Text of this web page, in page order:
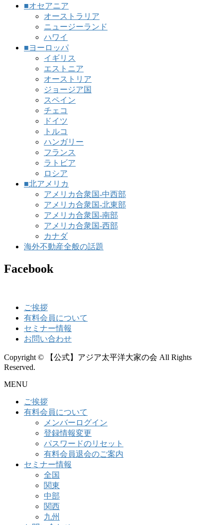
■オセアニア
オーストラリア
ニュージーランド
ハワイ
■ヨーロッパ
イギリス
エストニア
オーストリア
ジョージア国
スペイン
チェコ
ドイツ
トルコ
ハンガリー
フランス
ラトビア
ロシア
■北アメリカ
アメリカ合衆国-中西部
アメリカ合衆国-北東部
アメリカ合衆国-南部
アメリカ合衆国-西部
カナダ
海外不動産全般の話題
Facebook
ご挨拶
有料会員について
セミナー情報
お問い合わせ
Copyright © 【公式】アジア太平洋大家の会 All Rights
Reserved.
MENU
ご挨拶
有料会員について
メンバーログイン
登録情報変更
パスワードのリセット
有料会員退会のご案内
セミナー情報
全国
関東
中部
関西
九州